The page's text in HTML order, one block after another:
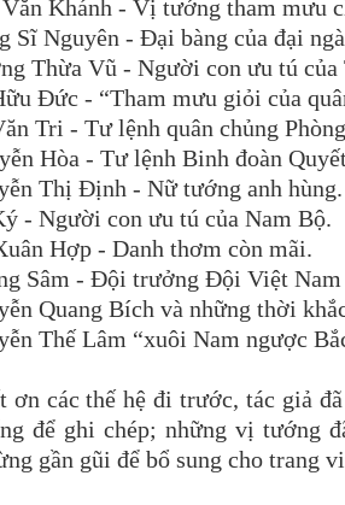
Khánh - Vị tướng tham mưu
Sĩ Nguyên - Đại bàng của đại
Thừa Vũ - Người con ưu tú của
Đức - “Tham mưu giỏi của
Tri - Tư lệnh quân chủng
Hòa - Tư lệnh Binh đoàn
Thị Định - Nữ tướng anh hùng.
- Người con ưu tú của Nam Bộ.
Hợp - Danh thơm còn mãi.
Sâm - Đội trưởng Đội Việt
Quang Bích và những thời
Thế Lâm “xuôi Nam ngược
các thế hệ đi trước, tác giả
để ghi chép; những vị tướng
gần gũi để bổ sung cho trang